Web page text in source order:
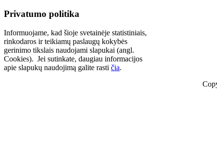
Privatumo politika
Informuojame, kad šioje svetainėje statistiniais,
rinkodaros ir teikiamų paslaugų kokybės
gerinimo tikslais naudojami slapukai (angl.
Cookies). Jei sutinkate, daugiau informacijos
apie slapukų naudojimą galite rasti čia.